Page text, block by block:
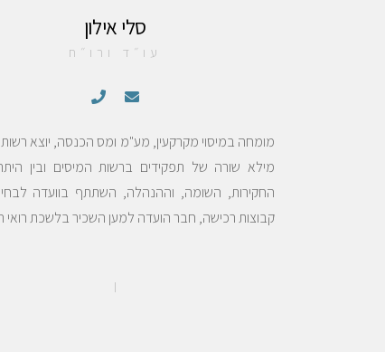
סלי אילון
עו״ד ורו״ח
מומחה במיסוי מקרקעין, מע"מ ומס הכנסה, יוצא
מילא שורה של תפקידים ברשות המיסים ובין
החקירות, השומה, וההנהלה, השתתף בוועדה
קבוצות רכישה, חבר הועדה למען השכיר בלשכת רואי
I